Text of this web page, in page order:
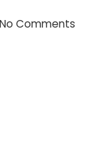
No Comments